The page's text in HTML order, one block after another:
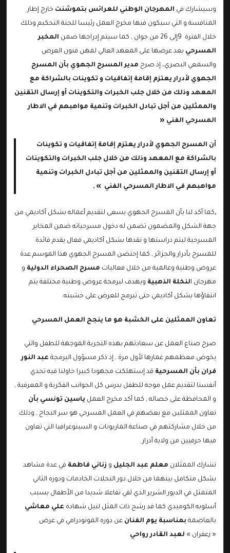
وسيشارك في المهرجان الوطني للعرائس بتموشنت خارج إطار
المنافسة و التي سيكون فيها مخرج العمل رئيسا للجنة التحكيم وذلك
خلال الفترة 9إلى 26 من جوان , كما سيتم إدراجها ضمن
المخبر
المسرحي بعد عرضها على المعهد العالي لمهن فنون العرض
والسمعي البصري، إذ صرح مدير المسرح الجهوي بأن المسرح
الجهوي لأدرار يعتزم إقامة إتفاقيات و تكوينات بالشراكة مع
المعهد وذلك من خلال جلب الخبرات والتكوينات أو إرسال التقنين
والممثلين من أجل تبادل الخبرات وتنمية مواهبهم في الاطار
المسرحي الفني «
أن المسرح الجهوي لأدرار يعتزم إقامة إتفاقيات و تكوينات
بالشراكة مع المعهد وذلك من خلال جلب الخبرات والتكوينات
أو إرسال التقنين والممثلين من أجل تبادل الخبرات وتنمية
مواهبهم في الاطار المسرحي الفني » ,
,كما أكد لنا بأن المسرح الجهوي يسعى لتقديم أعماله بشكل أكاديمي من
جهة الشكل والمضمون تضمن له دخول مسرحياته ضمن المخابر
المسرحية ليتم دراستها و نقدها بشكل أكاديمي فعال يقدم فائدة
للمسرح بأدرار والجزائر , كما إحتضن المسرح الجهوي هذا الموسم عدة
عروض وطنية وعالمية من خلال فعاليات مسرح الصحراء الدولية و
مهرجان النخلة الذهبية ويهدف لبرمجة عروض وطنية مختلفة يتم
انتقاؤها بشكل أكاديمي حتى تبرمج للعرض على خشبته.
تعاون الممثلين على الخشبة هو ما ينجح العمل المسرحي
صرح صناع العمل عن سعادتهم بهذه التجربة الموجهة للطفل والتي
يخوض معظمهم غمارها لأول مرة , إذ ذكر مسؤول البرمجة عبد النور
فران بأن المسرحية قد إستهلكت مجهودا كبيرا حاولنا فيه تحدي
أنفسنا لتقديم عمل موجه للطفل يدرس كل الجوانب الفكرية و المعرفية ,
و المحافظة على خصاله , كما أكد مخرج العمل ياسين تونسي بأن
تعاون الممثلين مع بعضهم في العمل المسرحي هو سر النجاح , وذلك
من خلال مشاركتهم في صناعة الماريونات و السينوغرافيا التي تعاون
فيها حرفيين من ولاية أدرار .
تشارك الممثلان معلم عبد الجليل و زناني فاطمة في عدة مشاهد
بشكل متكامل بينهما من خلال دور النحلات الخادمات ودوره الثاني
المتمثل في الدبور الشرير الذي لقي تفاعلا شديدا من الأطفال بسبب
أسلوبه الكوميدي كما قد رشح ذات المثل لنيل شهادة علي معاشي
بالعاصمة بمناسبة يوم الفنان عن دوره المونودرامي في عرض
« زعفران » لعبد القادر رواحي